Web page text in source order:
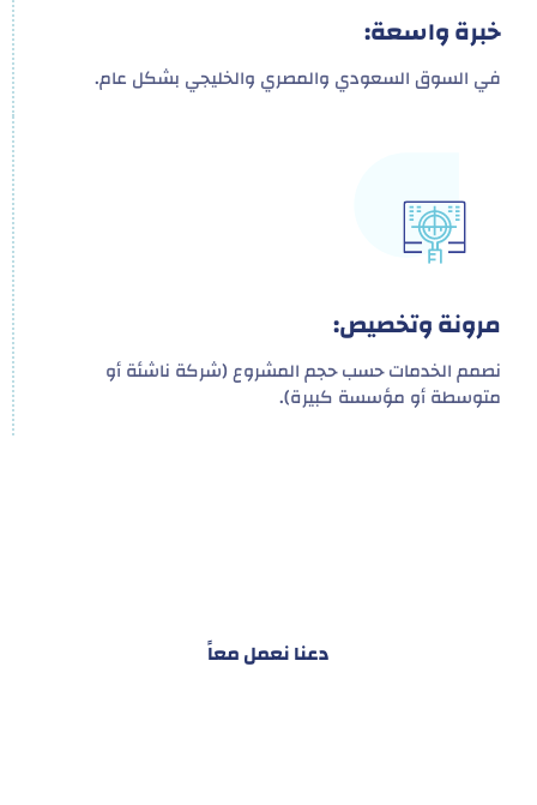
خبرة واسعة:
في السوق السعودي والمصري والخليجي بشكل عام.
مرونة وتخصيص:
نصمم الخدمات حسب حجم المشروع (شركة ناشئة أو
متوسطة أو مؤسسة كبيرة).
دعنا نعمل معاً